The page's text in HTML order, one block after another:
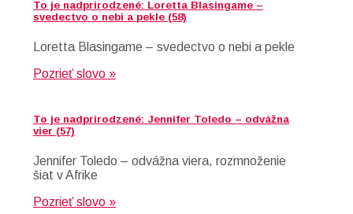
To je nadprirodzené: Loretta Blasingame –
svedectvo o nebi a pekle (58)
Loretta Blasingame – svedectvo o nebi a pekle
Pozrieť slovo »
To je nadprirodzené: Jennifer Toledo – odvážna
vier (57)
Jennifer Toledo – odvážna viera, rozmnoženie
šiat v Afrike
Pozrieť slovo »